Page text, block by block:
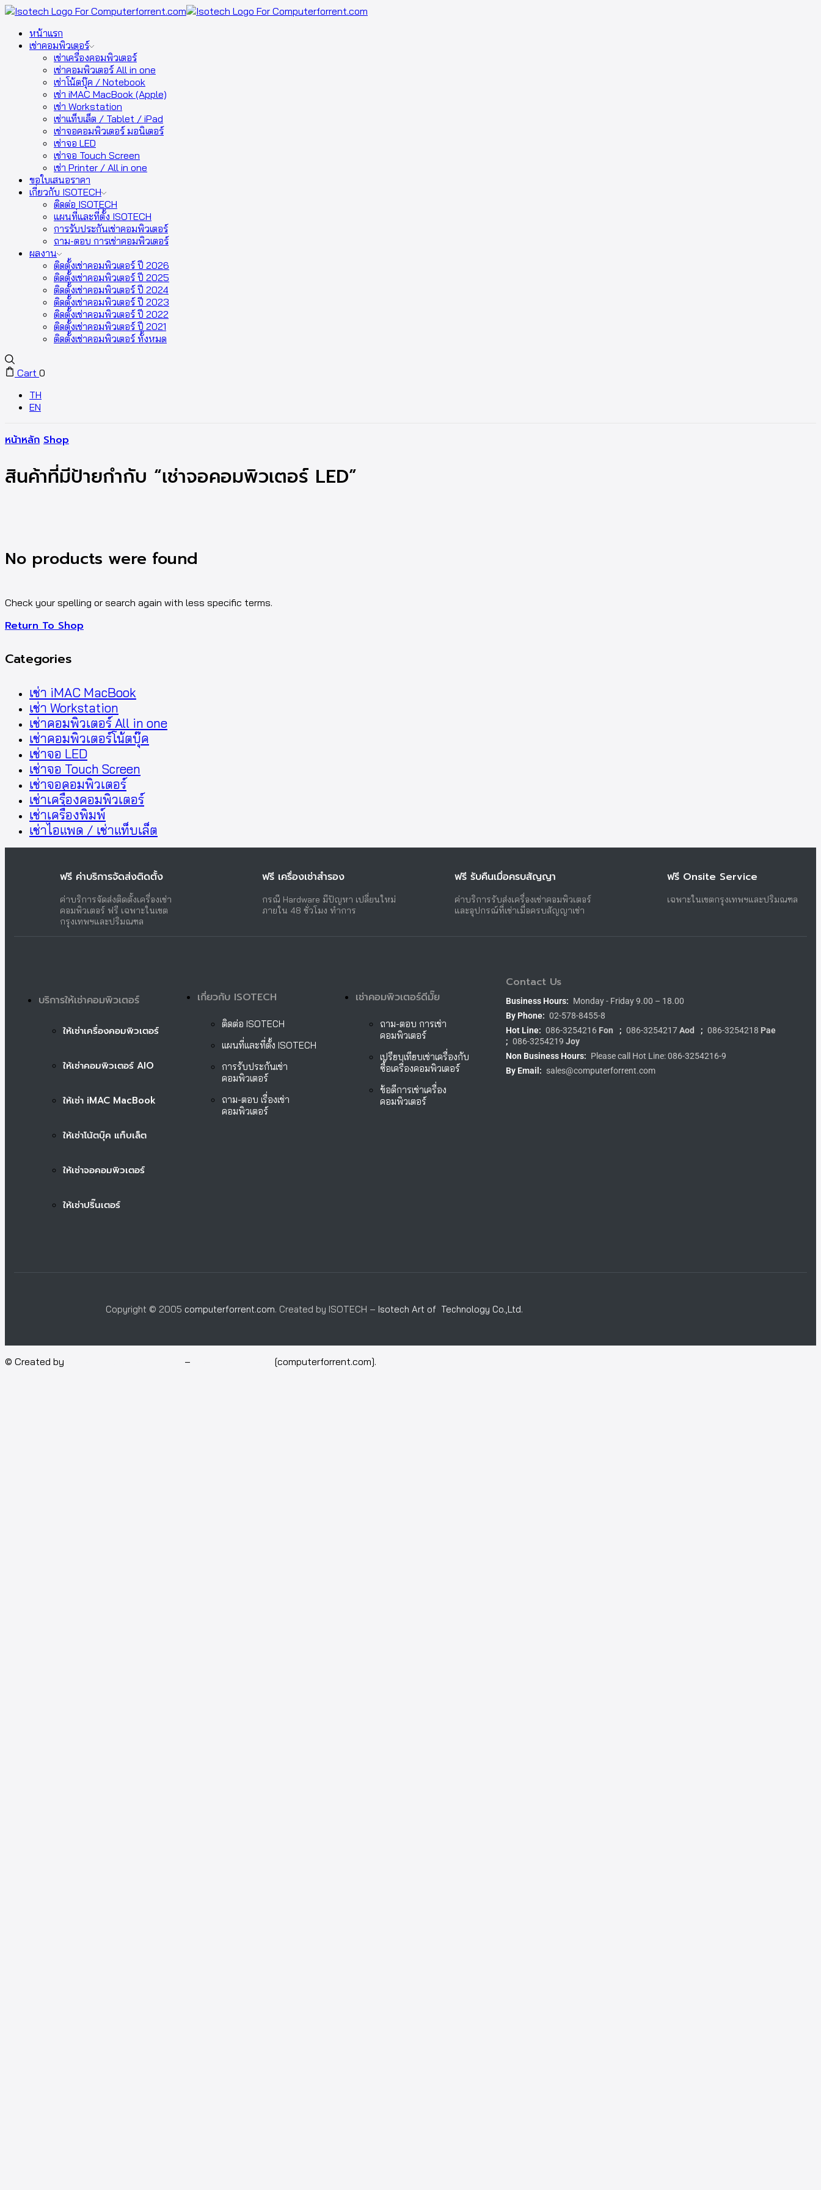
หน้าแรก
เช่าคอมพิวเตอร์
เช่าเครื่องคอมพิวเตอร์
เช่าคอมพิวเตอร์ All in one
เช่าโน้ตบุ๊ค / Notebook
เช่า iMAC MacBook (Apple)
เช่า Workstation
เช่าแท็บเล็ต / Tablet / iPad
เช่าจอคอมพิวเตอร์ มอนิเตอร์
เช่าจอ LED
เช่าจอ Touch Screen
เช่า Printer / All in one
ขอใบเสนอราคา
เกี่ยวกับ ISOTECH
ติดต่อ ISOTECH
แผนที่และที่ตั้ง ISOTECH
การรับประกันเช่าคอมพิวเตอร์
ถาม-ตอบ การเช่าคอมพิวเตอร์
ผลงาน
ติดตั้งเช่าคอมพิวเตอร์ ปี 2026
ติดตั้งเช่าคอมพิวเตอร์ ปี 2025
ติดตั้งเช่าคอมพิวเตอร์ ปี 2024
ติดตั้งเช่าคอมพิวเตอร์ ปี 2023
ติดตั้งเช่าคอมพิวเตอร์ ปี 2022
ติดตั้งเช่าคอมพิวเตอร์ ปี 2021
ติดตั้งเช่าคอมพิวเตอร์ ทั้งหมด
Cart 0
TH
EN
หน้าหลัก Shop
สินค้าที่มีป้ายกำกับ “เช่าจอคอมพิวเตอร์ LED”
No products were found
Check your spelling or search again with less specific terms.
Return To Shop
Categories
เช่า iMAC MacBook
เช่า Workstation
เช่าคอมพิวเตอร์ All in one
เช่าคอมพิวเตอร์โน้ตบุ๊ค
เช่าจอ LED
เช่าจอ Touch Screen
เช่าจอคอมพิวเตอร์
เช่าเครื่องคอมพิวเตอร์
เช่าเครื่องพิมพ์
เช่าไอแพด / เช่าแท็บเล็ต
ฟรี ค่าบริการจัดส่งติดตั้ง
ค่าบริการจัดส่งติดตั้งเครื่องเช่า
คอมพิวเตอร์ ฟรี เฉพาะในเขต
กรุงเทพฯและปริมณฑล
ฟรี เครื่องเช่าสำรอง
กรณี Hardware มีปัญหา เปลี่ยนใหม่
ภายใน 48 ชั่วโมง ทำการ
ฟรี รับคืนเมื่อครบสัญญา
ค่าบริการรับส่งเครื่องเช่าคอมพิวเตอร์
และอุปกรณ์ที่เช่าเมื่อครบสัญญาเช่า
ฟรี Onsite Service
เฉพาะในเขตกรุงเทพฯและปริมณฑล
บริการให้เช่าคอมพิวเตอร์
ให้เช่าเครื่องคอมพิวเตอร์
ให้เช่าคอมพิวเตอร์ AIO
ให้เช่า iMAC MacBook
ให้เช่าโน้ตบุ๊ค แท็บเล็ต
ให้เช่าจอคอมพิวเตอร์
ให้เช่าปริ๊นเตอร์
เกี่ยวกับ ISOTECH
ติดต่อ ISOTECH
แผนที่และที่ตั้ง ISOTECH
การรับประกันเช่า
คอมพิวเตอร์
ถาม-ตอบ เรื่องเช่า
คอมพิวเตอร์
เช่าคอมพิวเตอร์ดีมั๊ย
ถาม-ตอบ การเช่า
คอมพิวเตอร์
เปรียบเทียบเช่าเครื่องกับ
ซื้อเครื่องคอมพิวเตอร์
ข้อดีการเช่าเครื่อง
คอมพิวเตอร์
Contact Us
Business Hours: Monday - Friday 9.00 – 18.00
By Phone: 02-578-8455-8
Hot Line: 086-3254216 Fon ; 086-3254217Aod ; 086-3254218 Pae
; 086-3254219 Joy
Non Business Hours: Please call Hot Line: 086-3254216-9
By Email: sales@computerforrent.com
Copyright © 2005 computerforrent.com. Created by ISOTECH – Isotech Art of Technology Co.,Ltd.
© Created by – [computerforrent.com].